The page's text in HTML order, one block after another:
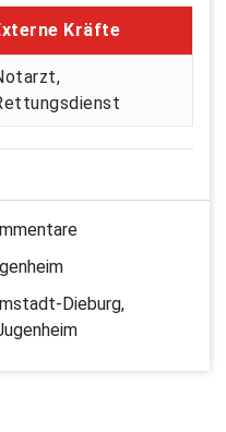
Kräfte
Dieburg,